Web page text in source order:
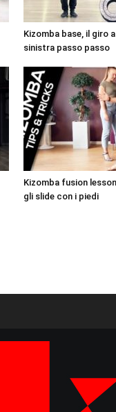
Kizomba base, il giro
sinistra passo passo
Kizomba fusion
gli slide con i piedi